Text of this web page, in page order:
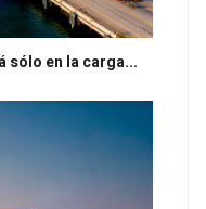
sólo en la carga...